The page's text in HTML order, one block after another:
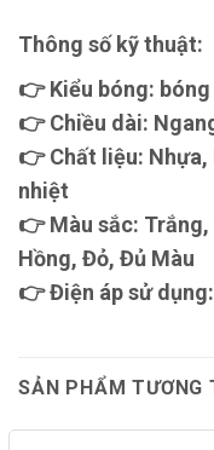
Thông số kỹ thuật:
👉 Kiểu bóng:
👉 Chiều dài:
👉 Chất liệu:
nhiệt
👉 Màu sắc: Trắng,
Hồng, Đỏ, Đủ Màu
👉 Điện áp sử
SẢN PHẨM TƯƠNG